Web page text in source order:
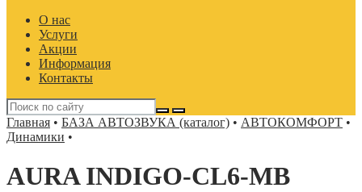
О нас
Услуги
Акции
Информация
Контакты
Главная • БАЗА АВТОЗВУКА (каталог) • АВТОКОМФОРТ •
Динамики •
AURA INDIGO-CL6-MB